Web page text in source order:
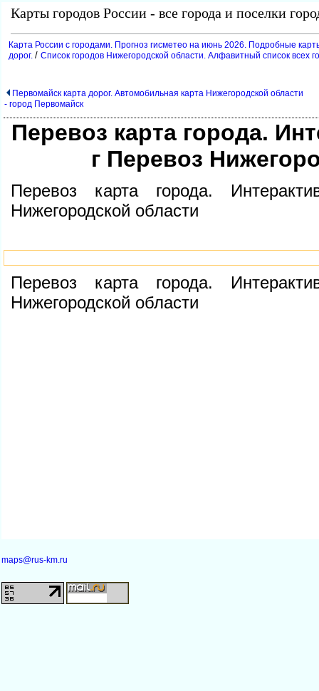
Карты городов России - все города и поселки
Карта России с городами. Прогноз гисметео на июнь 2026. Подробные
дорог. / Список городов Нижегородской области. Алфавитный список всех
Первомайск карта дорог. Автомобильная карта Нижегородской области
- город Первомайск
Перевоз карта города.
Перевоз
Перевоз карта города.
Нижегородской области
Перевоз карта города.
Нижегородской области
maps@rus-km.ru